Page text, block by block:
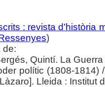
: revista d'història
)
de:
Quintí. La
polític (1808-1814)
Lleida : Institut